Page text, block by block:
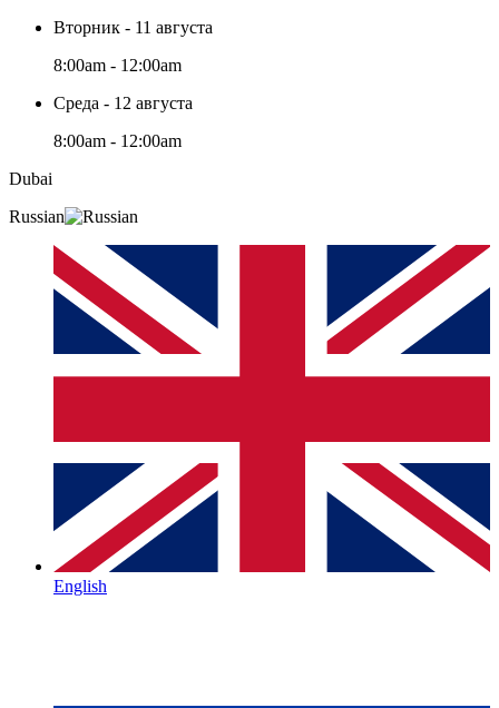
Вторник - 11 августа
8:00am - 12:00am
Среда - 12 августа
8:00am - 12:00am
Dubai
Russian
English